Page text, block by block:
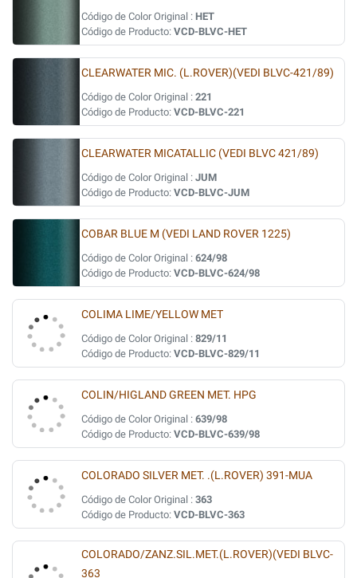
Código de Color Original : HET
Código de Producto: VCD-BLVC-HET
CLEARWATER MIC. (L.ROVER)(VEDI BLVC-421/89)
Código de Color Original : 221
Código de Producto: VCD-BLVC-221
CLEARWATER MICATALLIC (VEDI BLVC 421/89)
Código de Color Original : JUM
Código de Producto: VCD-BLVC-JUM
COBAR BLUE M (VEDI LAND ROVER 1225)
Código de Color Original : 624/98
Código de Producto: VCD-BLVC-624/98
COLIMA LIME/YELLOW MET
Código de Color Original : 829/11
Código de Producto: VCD-BLVC-829/11
COLIN/HIGLAND GREEN MET. HPG
Código de Color Original : 639/98
Código de Producto: VCD-BLVC-639/98
COLORADO SILVER MET. .(L.ROVER) 391-MUA
Código de Color Original : 363
Código de Producto: VCD-BLVC-363
COLORADO/ZANZ.SIL.MET.(L.ROVER)(VEDI BLVC-
363